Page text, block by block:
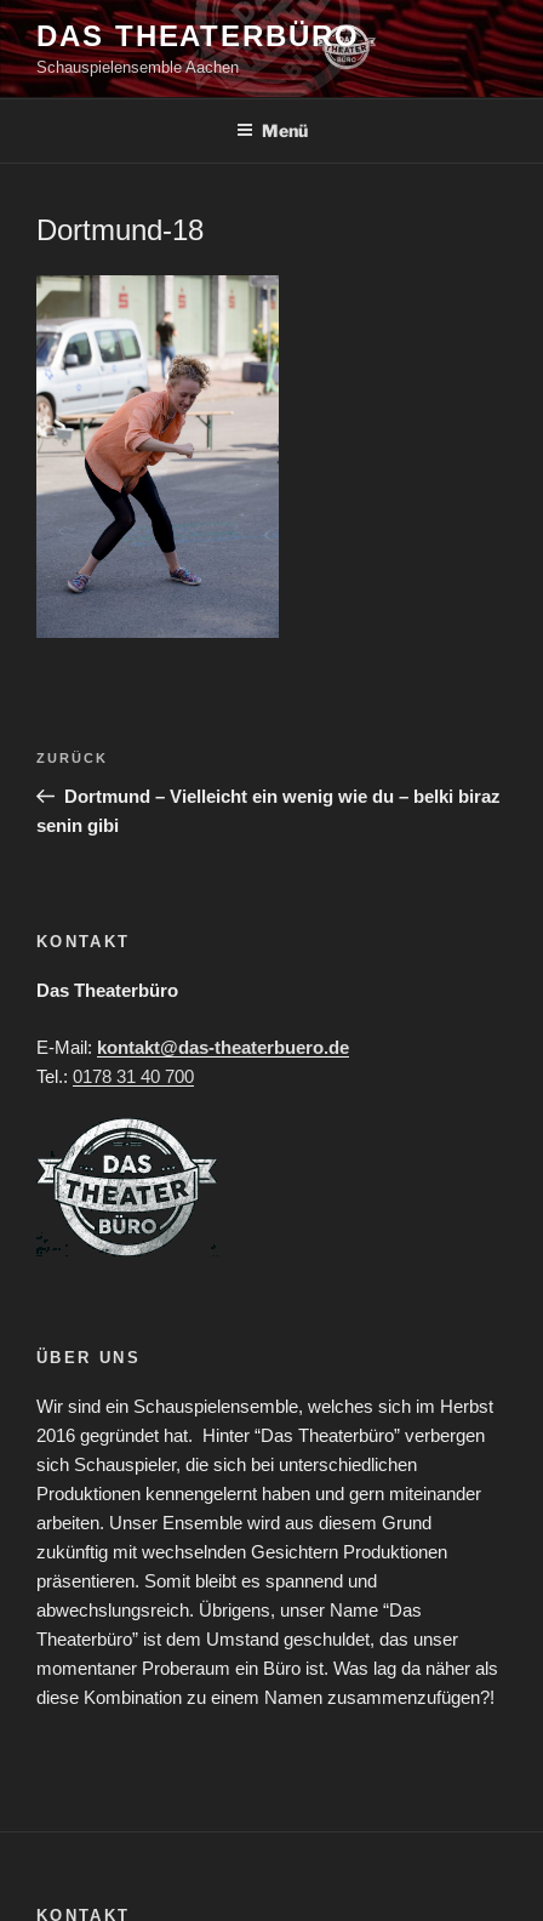
Zum
Inhalt
springen
DAS THEATERBÜRO
Schauspielensemble Aachen
Menü
Dortmund-18
Beitragsnavigation
Vorheriger
Beitrag
ZURÜCK
Dortmund – Vielleicht ein wenig wie du – belki biraz
senin gibi
KONTAKT
Das Theaterbüro
E-Mail: kontakt@das-theaterbuero.de
Tel.: 0178 31 40 700
ÜBER UNS
Wir sind ein Schauspielensemble, welches sich im Herbst
2016 gegründet hat. Hinter “Das Theaterbüro” verbergen
sich Schauspieler, die sich bei unterschiedlichen
Produktionen kennengelernt haben und gern miteinander
arbeiten. Unser Ensemble wird aus diesem Grund
zukünftig mit wechselnden Gesichtern Produktionen
präsentieren. Somit bleibt es spannend und
abwechslungsreich. Übrigens, unser Name “Das
Theaterbüro” ist dem Umstand geschuldet, das unser
momentaner Proberaum ein Büro ist. Was lag da näher als
diese Kombination zu einem Namen zusammenzufügen?!
KONTAKT